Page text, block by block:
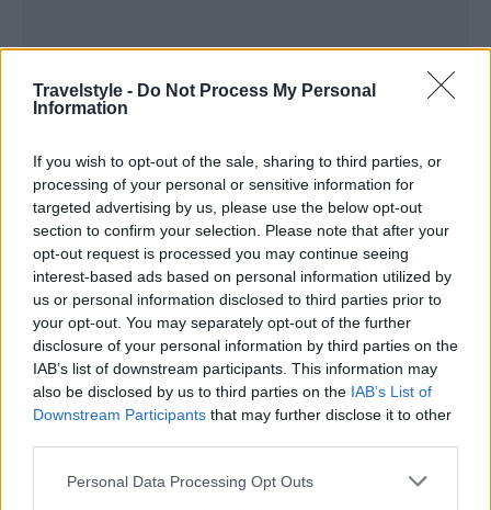
Travelstyle - Do Not Process My Personal
Information
If you wish to opt-out of the sale, sharing to third parties, or
processing of your personal or sensitive information for
targeted advertising by us, please use the below opt-out
section to confirm your selection. Please note that after your
opt-out request is processed you may continue seeing
interest-based ads based on personal information utilized by
us or personal information disclosed to third parties prior to
your opt-out. You may separately opt-out of the further
disclosure of your personal information by third parties on the
IAB’s list of downstream participants. This information may
also be disclosed by us to third parties on the IAB’s List of
Downstream Participants that may further disclose it to other
Please note that this website/app uses one or more Google
Personal Data Processing Opt Outs